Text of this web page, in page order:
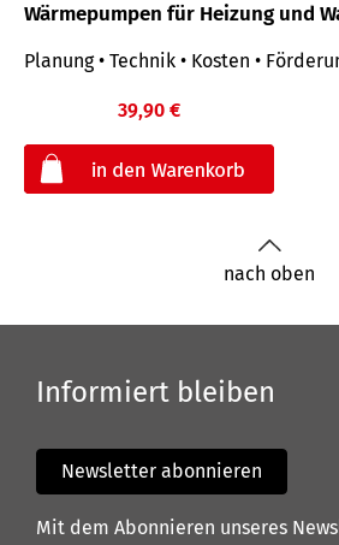
Wärmepumpen für Heizung und
Planung • Technik • Kosten •
39,90 €
nach oben
Informiert bleiben
Newsletter abonnieren
Mit dem Abonnieren unseres